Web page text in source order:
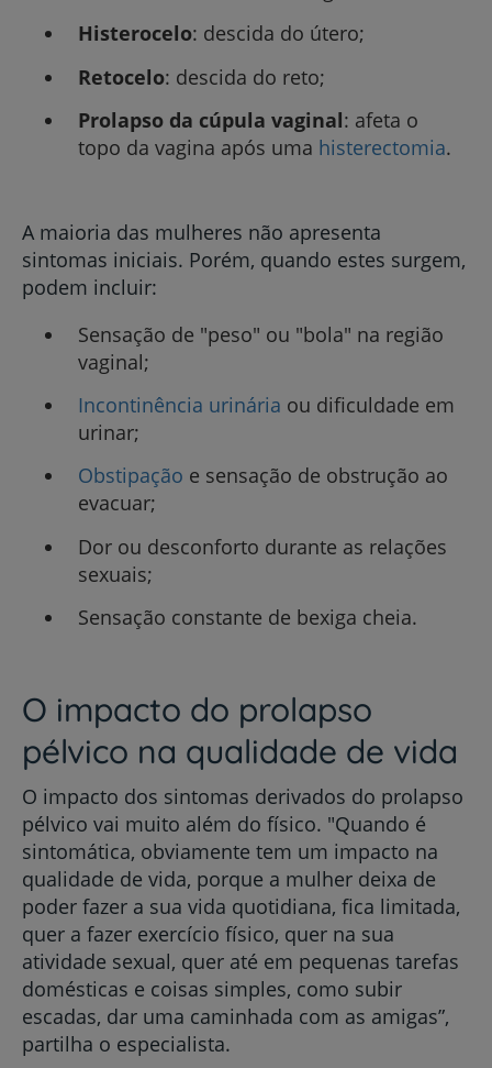
Histerocelo: descida do útero;
Retocelo: descida do reto;
Prolapso da cúpula vaginal: afeta o
topo da vagina após uma histerectomia.
A maioria das mulheres não apresenta
sintomas iniciais. Porém, quando estes surgem,
podem incluir:
Sensação de "peso" ou "bola" na região
vaginal;
Incontinência urinária ou dificuldade em
urinar;
Obstipação e sensação de obstrução ao
evacuar;
Dor ou desconforto durante as relações
sexuais;
Sensação constante de bexiga cheia.
O impacto do prolapso
pélvico na qualidade de vida
O impacto dos sintomas derivados do prolapso
pélvico vai muito além do físico. "Quando é
sintomática, obviamente tem um impacto na
qualidade de vida, porque a mulher deixa de
poder fazer a sua vida quotidiana, fica limitada,
quer a fazer exercício físico, quer na sua
atividade sexual, quer até em pequenas tarefas
domésticas e coisas simples, como subir
escadas, dar uma caminhada com as amigas”,
partilha o especialista.